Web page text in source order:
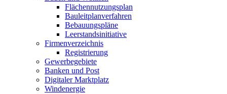
Flächennutzungsplan
Bauleitplanverfahren
Bebauungspläne
Leerstandsinitiative
Firmenverzeichnis
Registrierung
Gewerbegebiete
Banken und Post
Digitaler Marktplatz
Windenergie